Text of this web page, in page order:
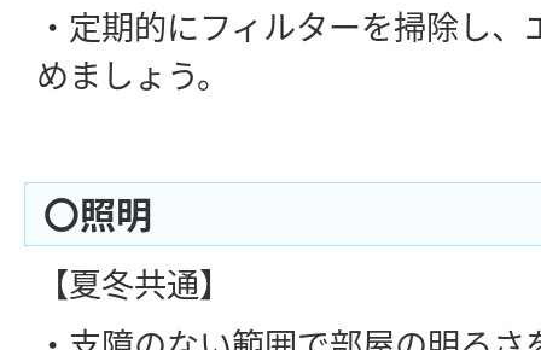
・定期的にフィルターを掃除し
めましょう。
〇照明
【夏冬共通】